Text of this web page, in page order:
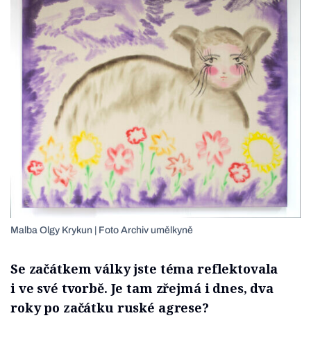
Malba Olgy Krykun | Foto Archiv umělkyně
Se začátkem války jste téma reflektovala
i ve své tvorbě. Je tam zřejmá i dnes, dva
roky po začátku ruské agrese?